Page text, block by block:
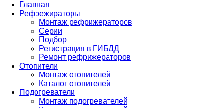
Главная
Рефрежираторы
Монтаж рефрижераторов
Серии
Подбор
Регистрация в ГИБДД
Ремонт рефрижераторов
Отопители
Монтаж отопителей
Каталог отопителей
Подогреватели
Монтаж подогревателей